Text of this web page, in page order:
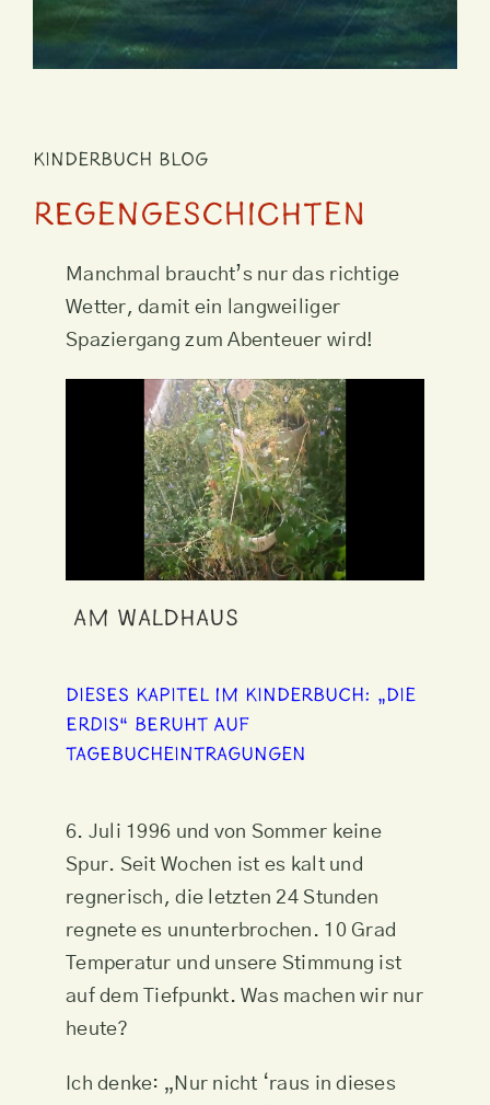
Kinderbuch Blog
Regengeschichten
Manchmal braucht’s nur das richtige
Wetter, damit ein langweiliger
Spaziergang zum Abenteuer wird!
Am Waldhaus
Dieses Kapitel im Kinderbuch: „Die
Erdis“ beruht auf
Tagebucheintragungen
6. Juli 1996 und von Sommer keine
Spur. Seit Wochen ist es kalt und
regnerisch, die letzten 24 Stunden
regnete es ununterbrochen. 10 Grad
Temperatur und unsere Stimmung ist
auf dem Tiefpunkt. Was machen wir nur
heute?
Ich denke: „Nur nicht ‘raus in dieses